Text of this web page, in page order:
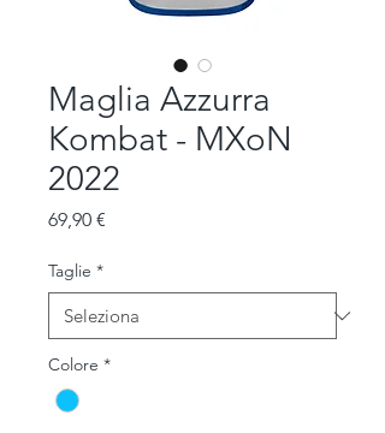
Maglia Azzurra
Kombat - MXoN
2022
69,90 €
Taglie *
Colore *